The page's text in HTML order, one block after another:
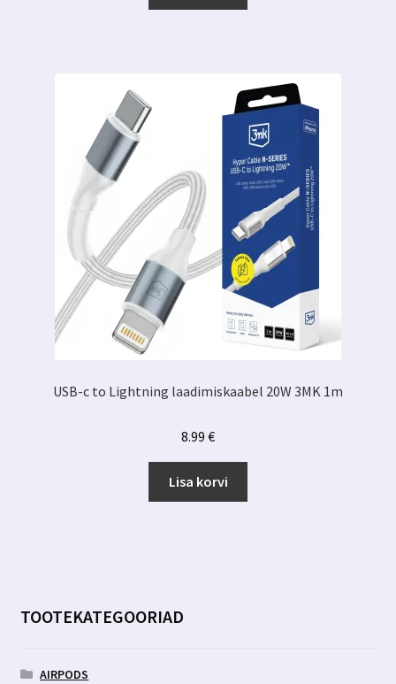
USB-c to Lightning laadimiskaabel 20W 3MK 1m
8.99 €
Lisa korvi
TOOTEKATEGOORIAD
AIRPODS